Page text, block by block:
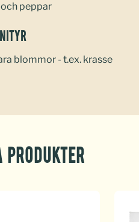
peppar
blommor - t.ex. krasse
produkter